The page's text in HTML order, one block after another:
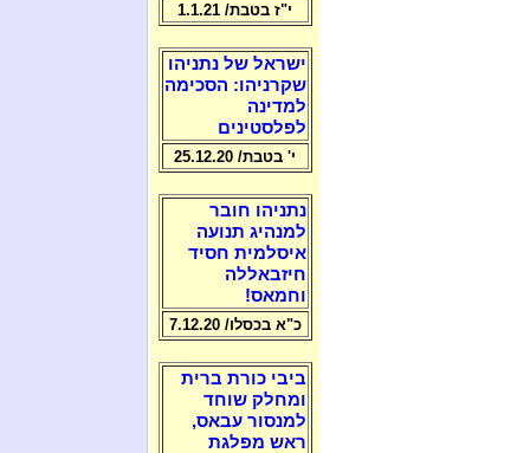
י"ז בטבת/ 1.1.21
ישראל של נתניהו
שקרניהו: הסכימה
למדינה
לפלסטינים
י' בטבת/ 25.12.20
נתניהו חובר
למנהיג תנועה
איסלמית חסיד
חיזבאללה
וחמאס!
כ"א בכסלו/ 7.12.20
ביבי כורת ברית
ומחלק שוחד
למנסור עבאס,
ראש מפלגת